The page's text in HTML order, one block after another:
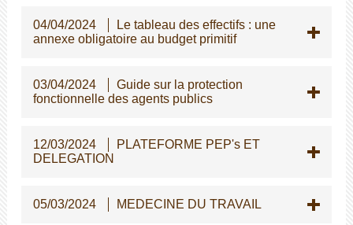
04/04/2024
Le tableau des effectifs : une
annexe obligatoire au budget primitif
03/04/2024
Guide sur la protection
fonctionnelle des agents publics
12/03/2024
PLATEFORME PEP's ET
DELEGATION
05/03/2024 MEDECINE DU TRAVAIL